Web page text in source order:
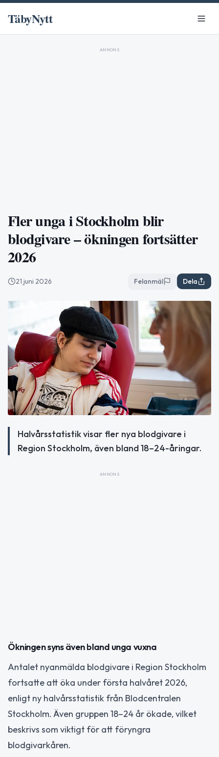
TäbyNytt
ANNONS
Fler unga i Stockholm blir
blodgivare – ökningen fortsätter
2026
21 juni 2026 Felanmäl Dela
Halvårsstatistik visar fler nya blodgivare i
Region Stockholm, även bland 18–24-åringar.
ANNONS
Ökningen syns även bland unga vuxna
Antalet nyanmälda blodgivare i Region Stockholm
fortsatte att öka under första halvåret 2026,
enligt ny halvårsstatistik från Blodcentralen
Stockholm. Även gruppen 18–24 år ökade, vilket
beskrivs som viktigt för att föryngra
blodgivarkåren.